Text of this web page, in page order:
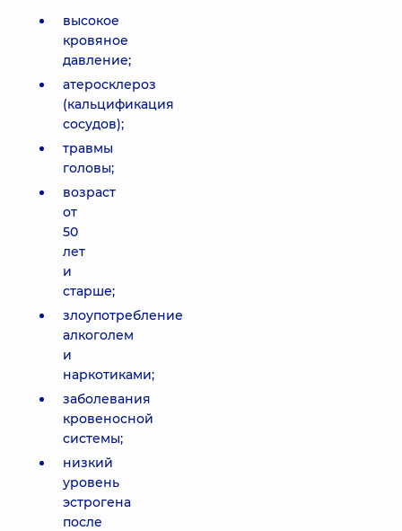
высокое
кровяное
давление;
атеросклероз
(кальцификация
сосудов);
травмы
головы;
возраст
от
50
лет
и
старше;
злоупотребление
алкоголем
и
наркотиками;
заболевания
кровеносной
системы;
низкий
уровень
эстрогена
после